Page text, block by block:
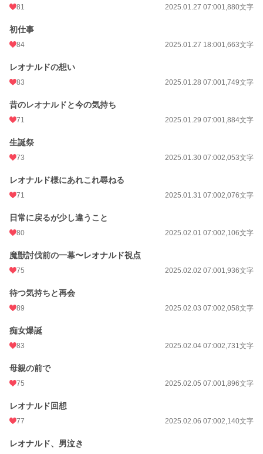
更新日時
初回公開日時
週間ポイント
月間ポイント 1,256 pt (21,196 位)
年間ポイント
累計ポイント 89,334 pt (32,390 位)
81 2025.01.27 07:001,880文字
初仕事
84 2025.01.27 18:001,663文字
レオナルドの想い
83 2025.01.28 07:001,749文字
昔のレオナルドと今の気持ち
71 2025.01.29 07:001,884文字
生誕祭
73 2025.01.30 07:002,053文字
レオナルド様にあれこれ尋ねる
71 2025.01.31 07:002,076文字
日常に戻るが少し違うこと
80 2025.02.01 07:002,106文字
魔獣討伐前の一幕〜レオナルド視点
75 2025.02.02 07:001,936文字
待つ気持ちと再会
89 2025.02.03 07:002,058文字
痴女爆誕
83 2025.02.04 07:002,731文字
母親の前で
75 2025.02.05 07:001,896文字
レオナルド回想
77 2025.02.06 07:002,140文字
レオナルド、男泣き